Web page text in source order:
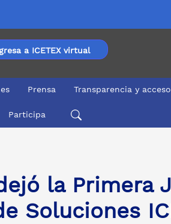
a ICETEX virtual
Prensa Transparencia y
Participa
la Primera
Soluciones